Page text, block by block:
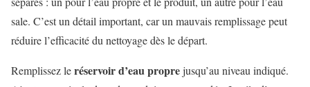
sale. C’est un détail important, car un mauvais remplissage peut
réduire l’efficacité du nettoyage dès le départ.
Remplissez leréservoir d’eau proprejusqu’au niveau indiqué.